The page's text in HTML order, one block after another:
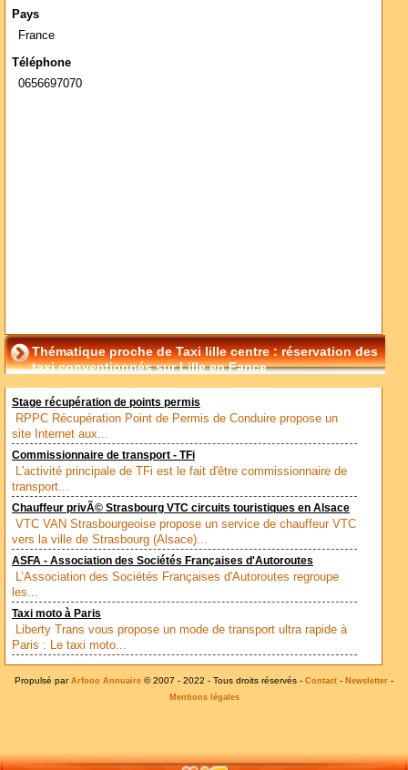
Pays
France
Téléphone
0656697070
Thématique proche de Taxi lille centre : réservation des
taxi conventionnés sur Lille en Fance
Stage récupération de points permis
RPPC Récupération Point de Permis de Conduire propose un
site Internet aux...
Commissionnaire de transport - TFi
L'activité principale de TFi est le fait d'être commissionnaire de
transport...
Chauffeur privÃ© Strasbourg VTC circuits touristiques en Alsace
VTC VAN Strasbourgeoise propose un service de chauffeur VTC
vers la ville de Strasbourg (Alsace)...
ASFA - Association des Sociétés Françaises d'Autoroutes
L’Association des Sociétés Françaises d'Autoroutes regroupe
les...
Taxi moto à Paris
Liberty Trans vous propose un mode de transport ultra rapide à
Paris : Le taxi moto...
Propulsé par Arfooo Annuaire © 2007 - 2022 - Tous droits réservés - Contact - Newsletter -
Mentions légales